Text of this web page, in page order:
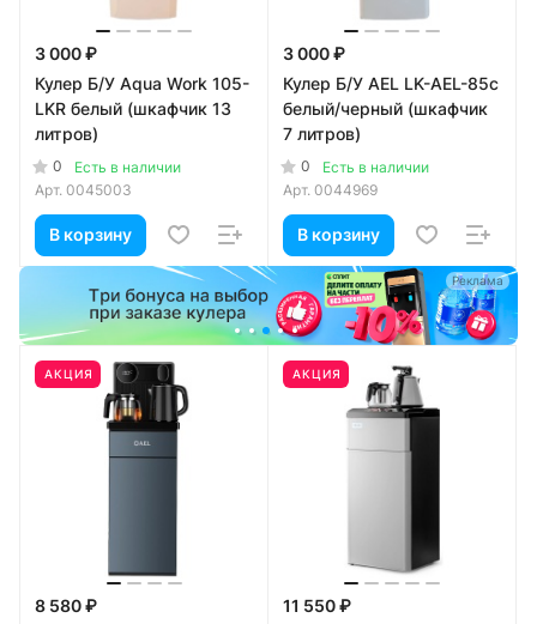
3 000 ₽
Кулер Б/У Aqua Work 105-
LKR белый (шкафчик 13
литров)
0
Есть в наличии
Арт. 0045003
В корзину
Реклама
3 000 ₽
Кулер Б/У AEL LK-AEL-85c
белый/черный (шкафчик
7 литров)
0
Есть в наличии
Арт. 0044969
В корзину
АКЦИЯ
8 580 ₽
АКЦИЯ
11 550 ₽